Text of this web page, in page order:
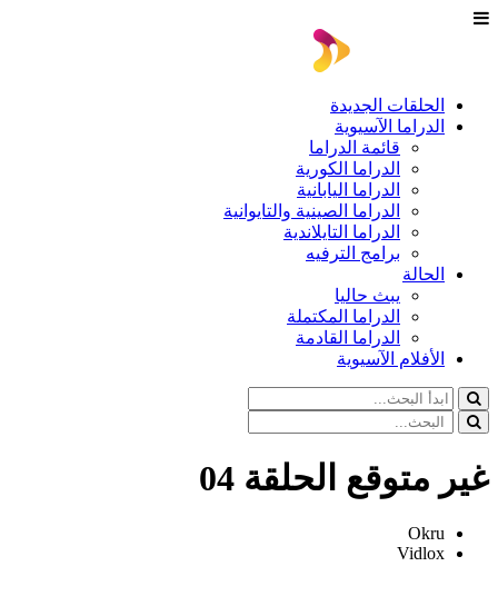
الحلقات الجديدة
الدراما الآسيوية
قائمة الدراما
الدراما الكورية
الدراما اليابانية
الدراما الصينية والتايوانية
الدراما التايلاندية
برامج الترفيه
الحالة
يبث حاليا
الدراما المكتملة
الدراما القادمة
الأفلام الآسيوية
غير متوقع الحلقة 04
Okru
Vidlox